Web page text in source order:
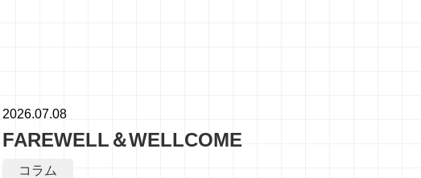
2026.07.08
FAREWELL＆WELLCOME
コラム